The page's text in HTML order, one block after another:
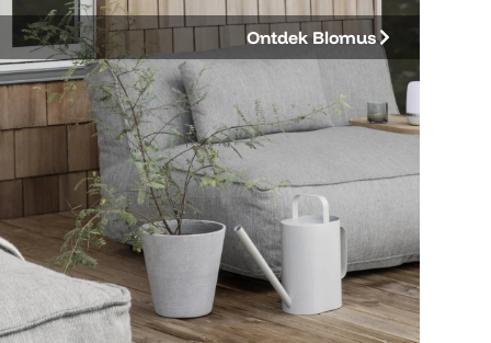
Ontdek Blomus